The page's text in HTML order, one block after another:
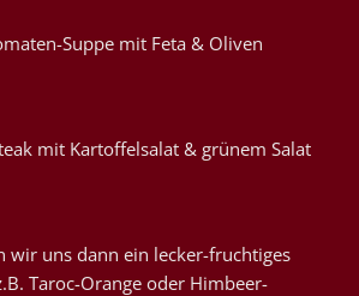
Suppe mit Feta & Oliven
mit Kartoffelsalat & grünem Salat
wir uns dann ein lecker-fruchtiges
Taroc-Orange oder Himbeer-